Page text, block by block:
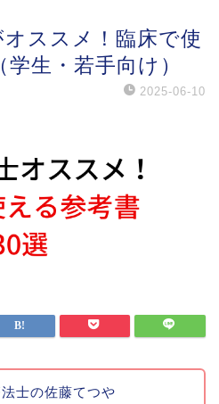
ススメ！臨床で使
生・若手向け）
2025-06-10
士の佐藤てつや